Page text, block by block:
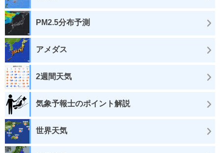
PM2.5分布予測
アメダス
2週間天気
気象予報士のポイント解説
世界天気